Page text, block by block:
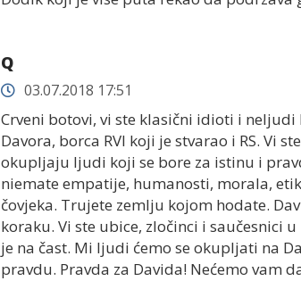
Q
03.07.2018 17:51
Crveni botovi, vi ste klasični idioti i
Davora, borca RVI koji je stvarao i RS. Vi
okupljaju ljudi koji se bore za istinu i
niemate empatije, humanosti, morala,
čovjeka. Trujete zemlju kojom hodate.
koraku. Vi ste ubice, zločinci i saučesnici
je na čast. Mi ljudi ćemo se okupljati na
pravdu. Pravda za Davida! Nećemo vam